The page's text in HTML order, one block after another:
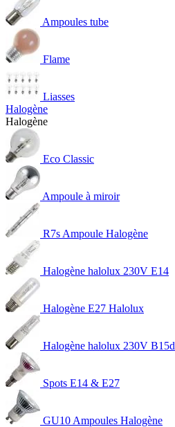
Ampoules tube
Flame
Liasses
Halogène
Halogène
Eco Classic
Ampoule à miroir
R7s Ampoule Halogène
Halogène halolux 230V E14
Halogène E27 Halolux
Halogène halolux 230V B15d
Spots E14 & E27
GU10 Ampoules Halogène